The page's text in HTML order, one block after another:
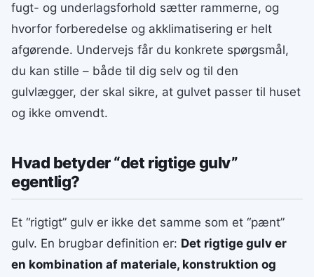
fugt- og underlagsforhold sætter rammerne, og
hvorfor forberedelse og akklimatisering er helt
afgørende. Undervejs får du konkrete spørgsmål,
du kan stille – både til dig selv og til den
gulvlægger, der skal sikre, at gulvet passer til huset
og ikke omvendt.
Hvad betyder “det rigtige gulv”
egentlig?
Et “rigtigt” gulv er ikke det samme som et “pænt”
gulv. En brugbar definition er: Det rigtige gulv er
en kombination af materiale, konstruktion og